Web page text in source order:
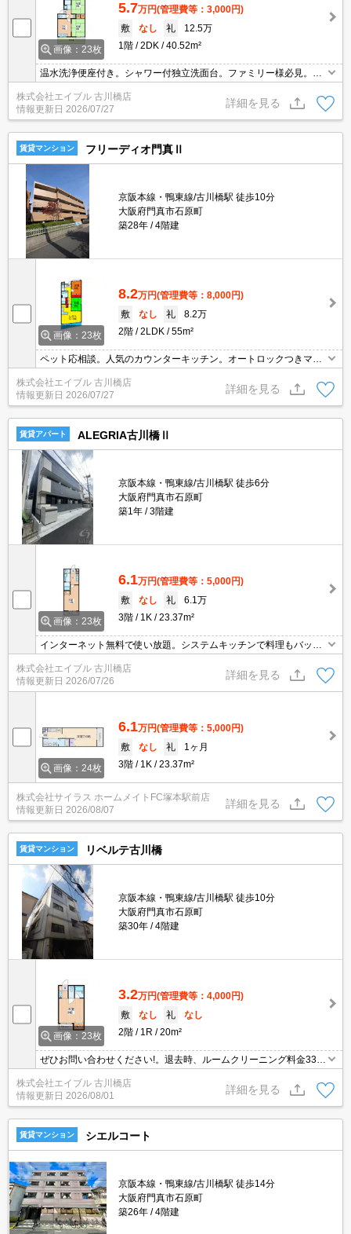
画像：23枚
5.7万円(管理費等：3,000円)
敷
なし 礼
12.5万
1階
2DK 40.52m²
温水洗浄便座付き。シャワー付独立洗面台。ファミリー様必見。駐
車場は敷地内。ぜひお問い合わせください!。
株式会社エイブル 古川橋店
情報更新日 2026/07/27
詳細を見る
賃貸マンション フリーディオ門真Ⅱ
京阪本線・鴨東線/古川橋駅 徒歩10分
大阪府門真市石原町
築28年
4階建
画像：23枚
8.2万円(管理費等：8,000円)
敷
なし 礼
8.2万
2階
2LDK 55m²
ペット応相談。人気のカウンターキッチン。オートロックつきマン
ション。駐車場は敷地内。ぜひお問い合わせください!。
株式会社エイブル 古川橋店
情報更新日 2026/07/27
詳細を見る
賃貸アパート ALEGRIA古川橋Ⅱ
京阪本線・鴨東線/古川橋駅 徒歩6分
大阪府門真市石原町
築1年
3階建
画像：23枚
6.1万円(管理費等：5,000円)
敷
なし 礼
6.1万
3階
1K 23.37m²
インターネット無料で使い放題。システムキッチンで料理もバッチ
リ!。オートロック付きで、一人暮らしも安心。ぜひお問い合わせく
ださい!。
株式会社エイブル 古川橋店
情報更新日 2026/07/26
詳細を見る
画像：24枚
6.1万円(管理費等：5,000円)
敷
なし 礼
1ヶ月
3階
1K 23.37m²
株式会社サイラス ホームメイトFC塚本駅前店
情報更新日 2026/08/07
詳細を見る
賃貸マンション リベルテ古川橋
京阪本線・鴨東線/古川橋駅 徒歩10分
大阪府門真市石原町
築30年
4階建
画像：23枚
3.2万円(管理費等：4,000円)
敷
なし 礼
なし
2階
1R 20m²
ぜひお問い合わせください!。退去時、ルームクリーニング料金33,0
00円。水道料金月2,000円。
株式会社エイブル 古川橋店
情報更新日 2026/08/01
詳細を見る
賃貸マンション シエルコート
京阪本線・鴨東線/古川橋駅 徒歩14分
大阪府門真市石原町
築26年
4階建